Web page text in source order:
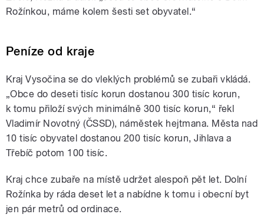
Rožínkou, máme kolem šesti set obyvatel.“
Peníze od kraje
Kraj Vysočina se do vleklých problémů se zubaři vkládá.
„Obce do deseti tisíc korun dostanou 300 tisíc korun,
k tomu přiloží svých minimálně 300 tisíc korun,“ řekl
Vladimír Novotný (ČSSD), náměstek hejtmana. Města nad
10 tisíc obyvatel dostanou 200 tisíc korun, Jihlava a
Třebíč potom 100 tisíc.
Kraj chce zubaře na místě udržet alespoň pět let. Dolní
Rožínka by ráda deset let a nabídne k tomu i obecní byt
jen pár metrů od ordinace.